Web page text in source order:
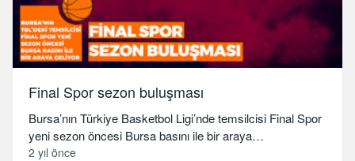
Final Spor sezon buluşması
Bursa’nın Türkiye Basketbol Ligi’nde temsilcisi Final Spor
yeni sezon öncesi Bursa basını ile bir araya…
2 yıl önce